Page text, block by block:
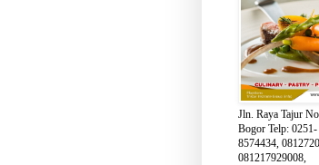
Jln. Raya Tajur
Bogor Telp: 0251-
8574434,
081217929008,